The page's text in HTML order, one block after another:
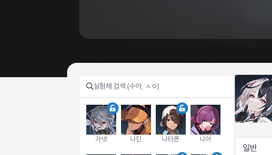
가넷 나딘 나타폰 니아
일반